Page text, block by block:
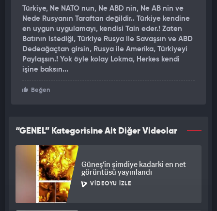
engellenemiyor. Burada o geminin üsse kayıtlı olup olmadığı
belli. Suistimalin de olmaması lazım. Üsse gideceğim deyip de
Boğaz'dan geçtikten sonra savaşa dahil olmaması lazım.
Türkiye'nin tutumunu ve Montrö anlaşmasının hükümlerini
açıklamış oldum
Türkiye, Ne NATO nun, Ne ABD nin, Ne AB nin ve
Nede Rusyanın Taraftarı değildir.. Türkiye kendine
en uygun uygulamayı, kendisi Tain eder.! Zaten
Batının istediği, Türkiye Rusya ile Savaşsın ve ABD
Dedeağaçtan girsin, Rusya ile Amerika, Türkiyeyi
Paylaşsın.! Yok öyle kolay Lokma, Herkes kendi
işine baksın...
Beğen
“GENEL” Kategorisine Ait Diğer Videolar
Güneş'in şimdiye kadarki en net
görüntüsü yayınlandı
VIDEOYU İZLE